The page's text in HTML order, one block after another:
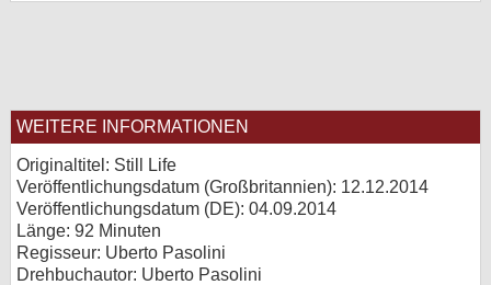
WEITERE INFORMATIONEN
Originaltitel: Still Life
Veröffentlichungsdatum (Großbritannien): 12.12.2014
Veröffentlichungsdatum (DE): 04.09.2014
Länge: 92 Minuten
Regisseur: Uberto Pasolini
Drehbuchautor: Uberto Pasolini